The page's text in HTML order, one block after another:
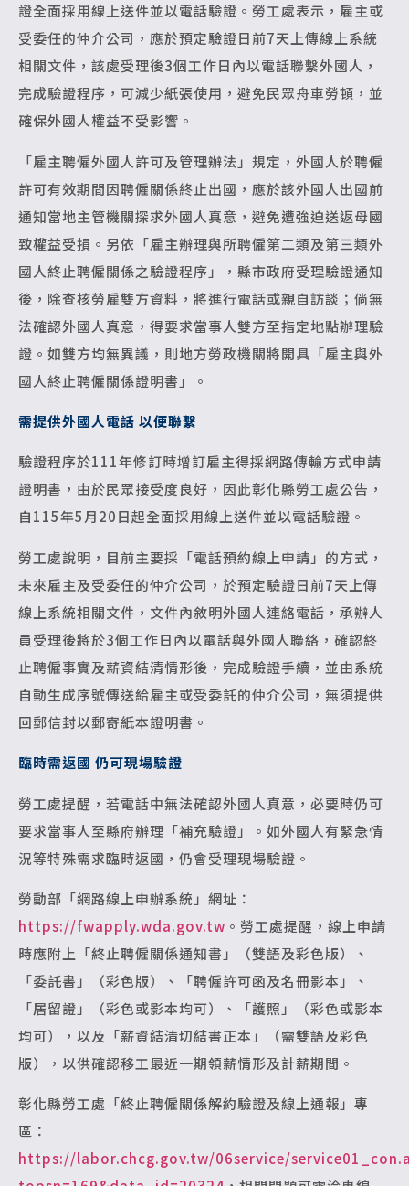
證全面採用線上送件並以電話驗證。勞工處表示，雇主或
受委任的仲介公司，應於預定驗證日前7天上傳線上系統
相關文件，該處受理後3個工作日內以電話聯繫外國人，
完成驗證程序，可減少紙張使用，避免民眾舟車勞頓，並
確保外國人權益不受影響。
「雇主聘僱外國人許可及管理辦法」規定，外國人於聘僱
許可有效期間因聘僱關係終止出國，應於該外國人出國前
通知當地主管機關探求外國人真意，避免遭強迫送返母國
致權益受損。另依「雇主辦理與所聘僱第二類及第三類外
國人終止聘僱關係之驗證程序」，縣市政府受理驗證通知
後，除查核勞雇雙方資料，將進行電話或親自訪談；倘無
法確認外國人真意，得要求當事人雙方至指定地點辦理驗
證。如雙方均無異議，則地方勞政機關將開具「雇主與外
國人終止聘僱關係證明書」。
需提供外國人電話 以便聯繫
驗證程序於111年修訂時增訂雇主得採網路傳輸方式申請
證明書，由於民眾接受度良好，因此彰化縣勞工處公告，
自115年5月20日起全面採用線上送件並以電話驗證。
勞工處說明，目前主要採「電話預約線上申請」的方式，
未來雇主及受委任的仲介公司，於預定驗證日前7天上傳
線上系統相關文件，文件內敘明外國人連絡電話，承辦人
員受理後將於3個工作日內以電話與外國人聯絡，確認終
止聘僱事實及薪資結清情形後，完成驗證手續，並由系統
自動生成序號傳送給雇主或受委託的仲介公司，無須提供
回郵信封以郵寄紙本證明書。
臨時需返國 仍可現場驗證
勞工處提醒，若電話中無法確認外國人真意，必要時仍可
要求當事人至縣府辦理「補充驗證」。如外國人有緊急情
況等特殊需求臨時返國，仍會受理現場驗證。
勞動部「網路線上申辦系統」網址：
https://fwapply.wda.gov.tw 。勞工處提醒，線上申請
時應附上「終止聘僱關係通知書」（雙語及彩色版）、
「委託書」（彩色版）、「聘僱許可函及名冊影本」、
「居留證」（彩色或影本均可）、「護照」（彩色或影本
均可），以及「薪資結清切結書正本」（需雙語及彩色
版），以供確認移工最近一期領薪情形及計薪期間。
彰化縣勞工處「終止聘僱關係解約驗證及線上通報」專
區：
https://labor.chcg.gov.tw/06service/